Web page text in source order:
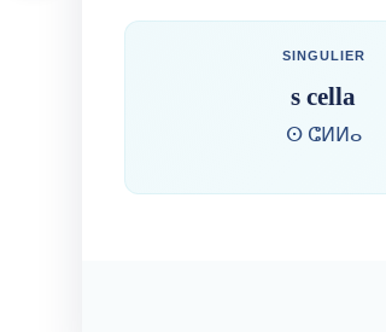
SINGULIER
s cella
ⵙ ⵛⵍⵍⴰ